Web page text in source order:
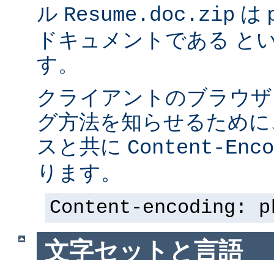
ル Resume.doc.zip は
ドキュメントである と
す。
クライアントのブラウ
グ方法を知らせるため
スと共に Content-
ります。
Content-encoding:
文字セットと言語